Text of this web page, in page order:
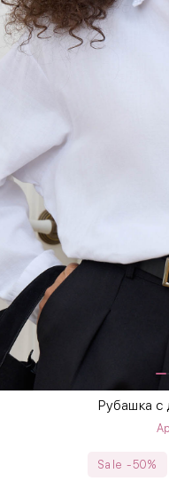
Рубашка с
Sale -50%